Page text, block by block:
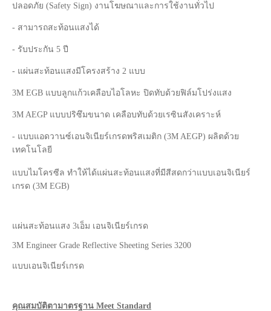
ปลอดภัย (Safety Sign) งานโฆษณาและการใช้งานทั่วไป
- สามารถสะท้อนแสงได้
- รับประกัน 5 ปี
- แผ่นสะท้อนแสงมีโครงสร้าง 2 แบบ
3M EGB แบบลูกแก้วเคลือบไอโลหะ ปิดทับด้วยฟิล์มโปร่งแสง
3M AEGP แบบปริซึมขนาด เคลือบทับด้วยเรซินสังเคราะห์
- แบบแอดวานซ์เอนจิเนียร์เกรดพริสเมติก (3M AEGP) ผลิตด้วย
เทคโนโลยี
แบบไมโครซีล ทำให้ได้แผ่นสะท้อนแสงที่มีสีสดกว่าแบบเอนจิเนียร์
เกรด (3M EGB)
แผ่นสะท้อนแสง 3เอ็ม เอนจิเนียร์เกรด
3M Engineer Grade Reflective Sheeting Series 3200
แบบเอนจิเนียร์เกรด
คุณสมบัติตามาตรฐาน Meet Standard